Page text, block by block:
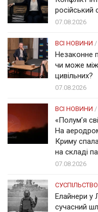
російський
07.08.2026
ВСІ НОВИНИ /
Незаконне
чи може
цивільних?
07.08.2026
ВСІ НОВИНИ /
«Полум’я
На
Криму
на складі
07.08.2026
СУСПІЛЬСТВО
Елайнери у
сучасний